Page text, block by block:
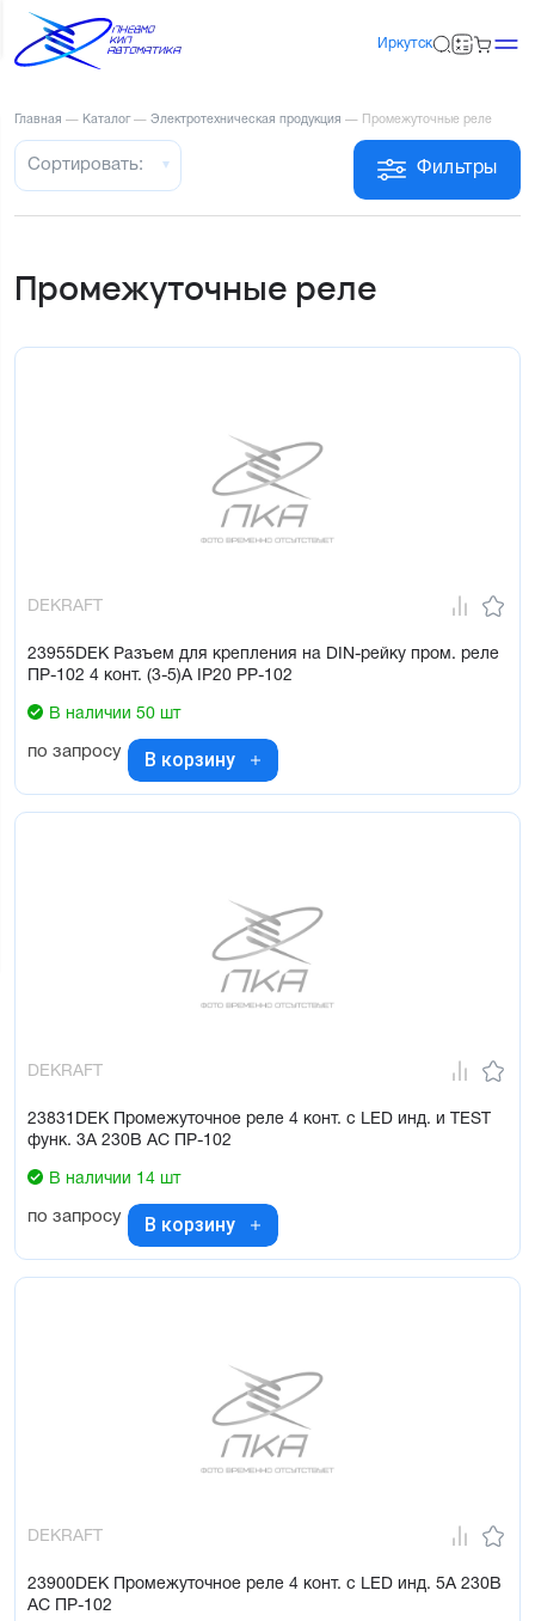
Иркутск
Главная — Каталог — Электротехническая продукция — Промежуточные реле
Фильтры
Сортировать:
Промежуточные реле
DEKRAFT
23955DEK Разъем для крепления на DIN-рейку пром. реле
ПР-102 4 конт. (3-5)А IP20 РР-102
В наличии 50 шт
по запросу В корзину
DEKRAFT
23831DEK Промежуточное реле 4 конт. с LED инд. и TEST
функ. 3А 230В AC ПР-102
В наличии 14 шт
по запросу В корзину
DEKRAFT
23900DEK Промежуточное реле 4 конт. с LED инд. 5А 230В
AC ПР-102